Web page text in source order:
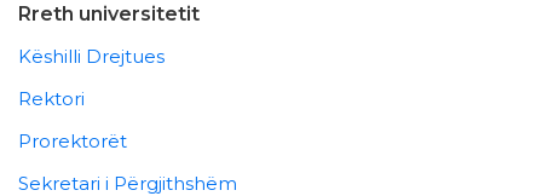
Rreth universitetit
Këshilli Drejtues
Rektori
Prorektorët
Sekretari i Përgjithshëm